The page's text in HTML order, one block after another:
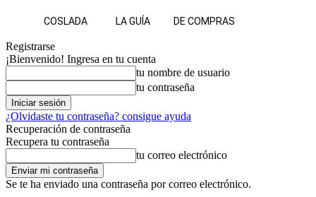
COSLADA LA GUÍA DE COMPRAS
Registrarse
¡Bienvenido! Ingresa en tu cuenta
tu nombre de usuario
tu contraseña
¿Olvidaste tu contraseña? consigue ayuda
Recuperación de contraseña
Recupera tu contraseña
tu correo electrónico
Se te ha enviado una contraseña por correo electrónico.